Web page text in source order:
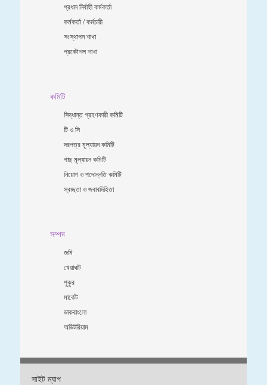
প্রধান নির্বাহী কর্মকর্তা
কর্মকর্তা / কর্মচারী
সংস্থাপন শাখা
প্রকৌশল শাখা
কমিটি
সিদ্ধান্ত গ্রহণকারী কমিটি
টি ও সি
দরপত্র মূল্যায়ন কমিটি
গাছ মূল্যায়ন কমিটি
নিয়োগ ও পদোন্নতি কমিটি
স্বচ্ছতা ও জবাবদিহিতা
সম্পদ
জমি
খেয়াঘাট
পুকুর
মার্কেট
ডাকবাংলো
অডিটরিয়াম
সাইট ম্যাপ